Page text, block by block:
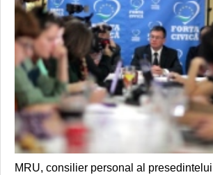
MRU, consilier personal al